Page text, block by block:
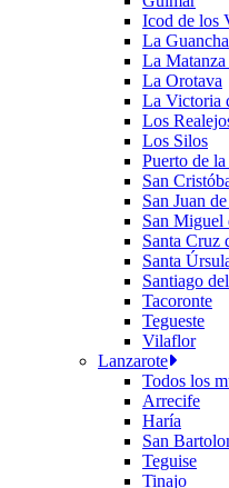
Icod de los
La Guancha
La
La Orotava
La Victoria
Los
Los Silos
Puerto de
San
San Juan
San Miguel
Santa Cruz
Santa
Santiago
Tacoronte
Tegueste
Vilaflor
Lanzarote
Todos los
Arrecife
Haría
San
Teguise
Tinajo